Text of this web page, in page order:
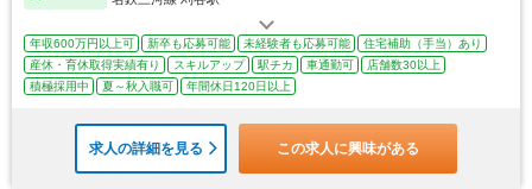
年収600万円以上可 新卒も応募可能 未経験者も応募可能
住宅補助（手当）あり
産休・育休取得実績有り
スキルアップ 駅チカ 車通勤可
店舗数30以上
積極採用中
夏～秋入職可 年間休日120日以上
求人の詳細を見る この求人に興味がある